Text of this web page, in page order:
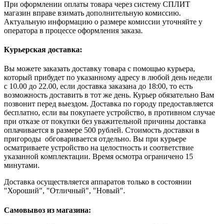
При оформлении оплаты товара через систему СПЛИТ
магазин вправе взимать дополнительную комиссию.
Актуальную информацию о размере комиссии уточняйте у
оператора в процессе оформления заказа.
Курьерская доставка:
Вы можете заказать доставку товара с помощью курьера,
который прибудет по указанному адресу в любой день недели
с 10.00 до 22.00, если доставка заказана до 18:00, то есть
возможность доставить в тот же день. Курьер обязательно Вам
позвонит перед выездом. Доставка по городу предоставляется
бесплатно, если вы покупаете устройство, в противном случае
при отказе от покупки без уважительной причины доставка
оплачивается в размере 500 рублей. Стоимость доставки в
пригороды обговаривается отдельно. Вы при курьере
осматриваете устройство на целостность и соответствие
указанной комплектации. Время осмотра ограничено 15
минутами.
Доставка осуществляется аппаратов только в состоянии
"Хороший", "Отличный", "Новый".
Самовывоз из магазина: